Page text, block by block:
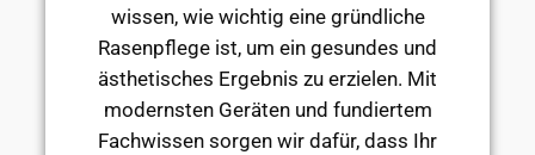
wissen, wie wichtig eine gründliche
Rasenpflege ist, um ein gesundes und
ästhetisches Ergebnis zu erzielen. Mit
modernsten Geräten und fundiertem
Fachwissen sorgen wir dafür, dass Ihr